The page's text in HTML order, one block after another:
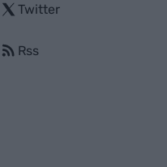
Twitter
Rss